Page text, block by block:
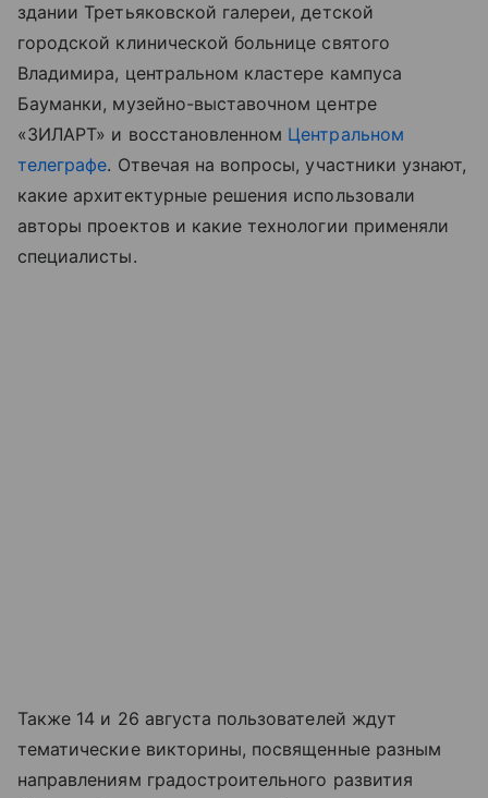
здании Третьяковской галереи, детской
городской клинической больнице святого
Владимира, центральном кластере кампуса
Бауманки, музейно-выставочном центре
«ЗИЛАРТ» и восстановленном Центральном
телеграфе. Отвечая на вопросы, участники узнают,
какие архитектурные решения использовали
авторы проектов и какие технологии применяли
специалисты.
Также 14 и 26 августа пользователей ждут
тематические викторины, посвященные разным
направлениям градостроительного развития